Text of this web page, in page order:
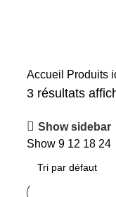
Accueil Produits
3 résultats
Show sidebar
Show 9 12 18 24